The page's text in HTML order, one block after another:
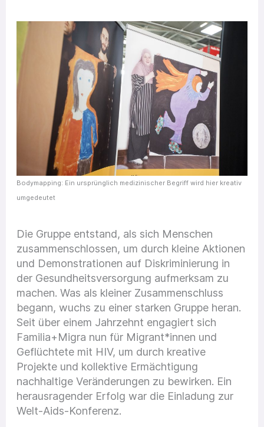
Bodymapping: Ein ursprünglich medizinischer Begriff wird hier kreativ
umgedeutet
Die Gruppe entstand, als sich Menschen
zusammenschlossen, um durch kleine Aktionen
und Demonstrationen auf Diskriminierung in
der Gesundheitsversorgung aufmerksam zu
machen. Was als kleiner Zusammenschluss
begann, wuchs zu einer starken Gruppe heran.
Seit über einem Jahrzehnt engagiert sich
Familia+Migra nun für Migrant*innen und
Geflüchtete mit HIV, um durch kreative
Projekte und kollektive Ermächtigung
nachhaltige Veränderungen zu bewirken. Ein
herausragender Erfolg war die Einladung zur
Welt-Aids-Konferenz.